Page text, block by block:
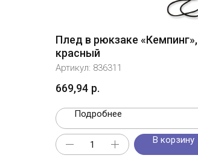
Плед в рюкзаке «Кемпинг»,
красный
Артикул: 836311
669,94 р.
Подробнее
В корзину